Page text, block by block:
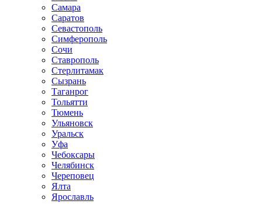
Самара
Саратов
Севастополь
Симферополь
Сочи
Ставрополь
Стерлитамак
Сызрань
Таганрог
Тольятти
Тюмень
Ульяновск
Уральск
Уфа
Чебоксары
Челябинск
Череповец
Ялта
Ярославль